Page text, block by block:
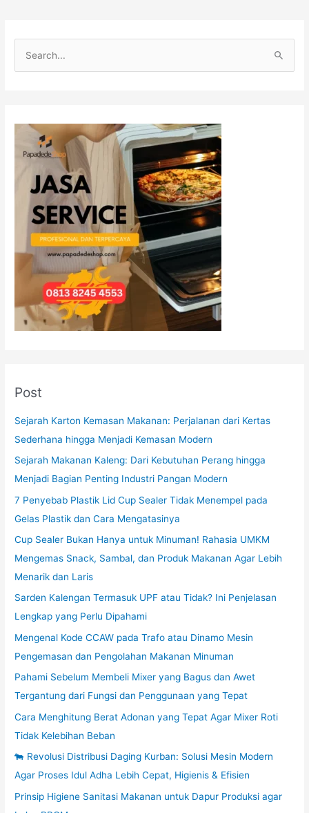
Post
Sejarah Karton Kemasan Makanan: Perjalanan dari Kertas
Sederhana hingga Menjadi Kemasan Modern
Sejarah Makanan Kaleng: Dari Kebutuhan Perang hingga
Menjadi Bagian Penting Industri Pangan Modern
7 Penyebab Plastik Lid Cup Sealer Tidak Menempel pada
Gelas Plastik dan Cara Mengatasinya
Cup Sealer Bukan Hanya untuk Minuman! Rahasia UMKM
Mengemas Snack, Sambal, dan Produk Makanan Agar Lebih
Menarik dan Laris
Sarden Kalengan Termasuk UPF atau Tidak? Ini Penjelasan
Lengkap yang Perlu Dipahami
Mengenal Kode CCAW pada Trafo atau Dinamo Mesin
Pengemasan dan Pengolahan Makanan Minuman
Pahami Sebelum Membeli Mixer yang Bagus dan Awet
Tergantung dari Fungsi dan Penggunaan yang Tepat
Cara Menghitung Berat Adonan yang Tepat Agar Mixer Roti
Tidak Kelebihan Beban
🐄 Revolusi Distribusi Daging Kurban: Solusi Mesin Modern
Agar Proses Idul Adha Lebih Cepat, Higienis & Efisien
Prinsip Higiene Sanitasi Makanan untuk Dapur Produksi agar